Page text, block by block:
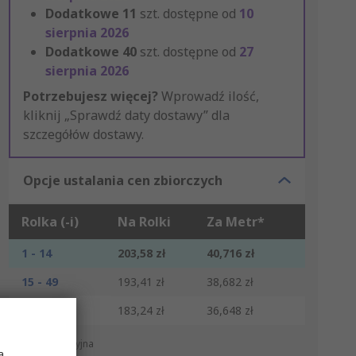
Dodatkowe 11 szt. dostępne od 10
sierpnia 2026
Dodatkowe 40 szt. dostępne od 27
sierpnia 2026
Potrzebujesz więcej? Wprowadź ilość,
kliknij „Sprawdź daty dostawy” dla
szczegółów dostawy.
Opcje ustalania cen zbiorczych
Rolka (-i) Na Rolki Za Metr*
1 - 14 203,58 zł
40,716 zł
15 - 49
193,41 zł
38,682 zł
183,24 zł 36,648 zł
*cena orientacyjna